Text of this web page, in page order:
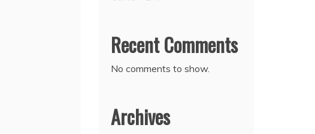
Recent Comments
No comments to show.
Archives